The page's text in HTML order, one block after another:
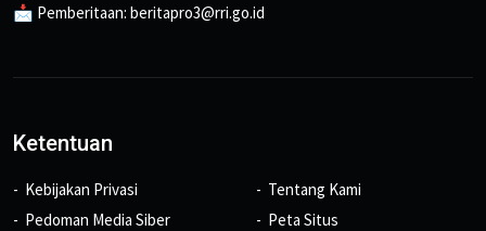
📩 Pemberitaan: beritapro3@rri.go.id
Ketentuan
Kebijakan Privasi
Pedoman Media Siber
Tentang Kami
Peta Situs